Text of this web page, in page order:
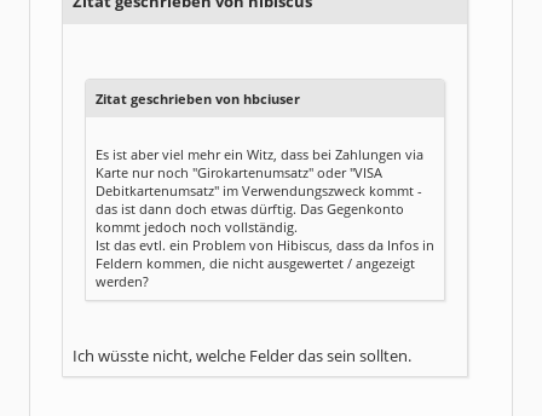
Zitat geschrieben von hbciuser
Es ist aber viel mehr ein Witz, dass bei Zahlungen via
Karte nur noch "Girokartenumsatz" oder "VISA
Debitkartenumsatz" im Verwendungszweck kommt -
das ist dann doch etwas dürftig. Das Gegenkonto
kommt jedoch noch vollständig.
Ist das evtl. ein Problem von Hibiscus, dass da Infos in
Feldern kommen, die nicht ausgewertet / angezeigt
werden?
Ich wüsste nicht, welche Felder das sein sollten.